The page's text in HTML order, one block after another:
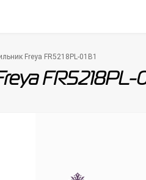
Freya FR5218PL-01B1
FR5218PL-